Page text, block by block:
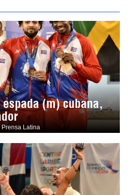
(m) cubana,
Latina